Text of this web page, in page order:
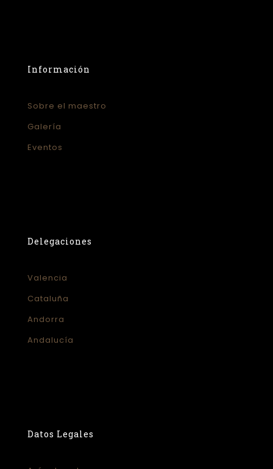
Información
Sobre el maestro
Galería
Eventos
Delegaciones
Valencia
Cataluña
Andorra
Andalucía
Datos Legales